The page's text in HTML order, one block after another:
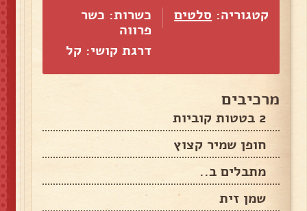
קטגוריה: סלטים
כשרות: כשר
פרווה
דרגת קושי: קל
מרכיבים
2 בטטות קוביות
חופן שמיר קצוץ
מתבלים ב..
שמן זית